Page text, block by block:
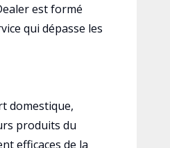
est formé
qui dépasse les
domestique,
produits du
efficaces de la